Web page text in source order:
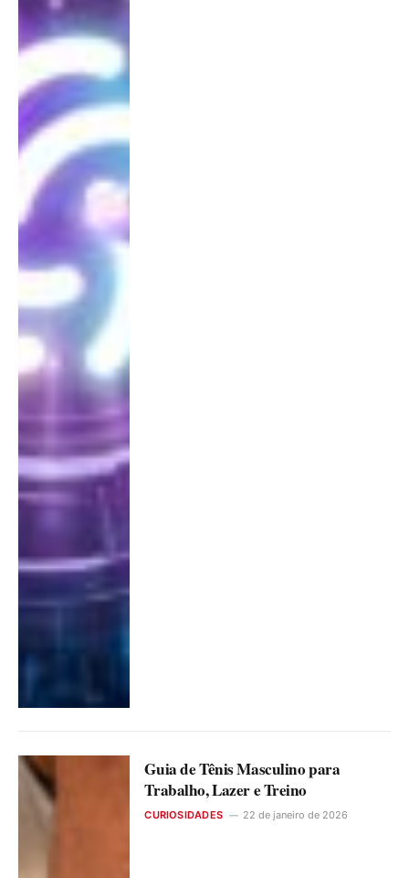
Guia de Tênis Masculino para
Trabalho, Lazer e Treino
CURIOSIDADES 22 de janeiro de 2026